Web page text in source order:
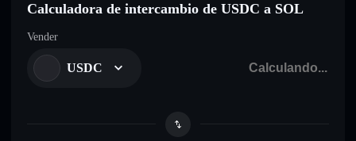
Calculadora de intercambio de USDC a SOL
Vender
USDC